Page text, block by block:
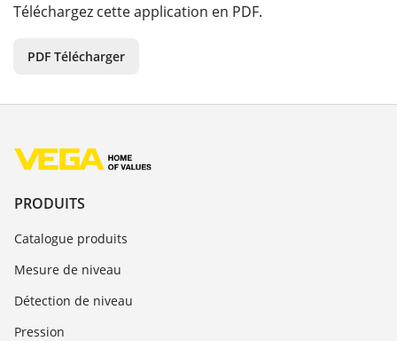
Téléchargez cette application en PDF.
PDF Télécharger
PRODUITS
Catalogue produits
Mesure de niveau
Détection de niveau
Pression